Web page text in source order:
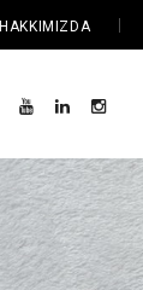
HAKKIMIZDA